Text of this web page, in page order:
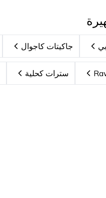
جاكيتات كاجوال
سترات كحلية